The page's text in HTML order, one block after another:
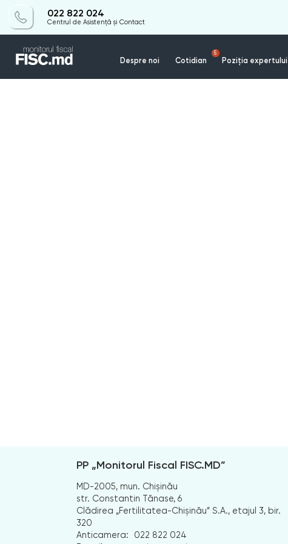
022 822 024
Centrul de Asistență și Contact
Despre noi Cotidian
5
Poziția expertului
PP „Monitorul Fiscal FISC.MD”
MD-2005, mun. Chișinău
str. Constantin Tănase, 6
Clădirea „Fertilitatea-Chișinău” S.A., etajul 3, bir.
320
Anticamera:
022 822 024